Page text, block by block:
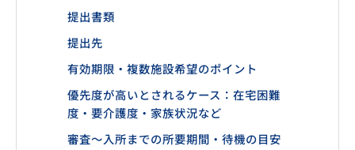
提出書類
提出先
有効期限・複数施設希望のポイント
優先度が高いとされるケース：在宅困難
度・要介護度・家族状況など
審査〜入所までの所要期間・待機の目安